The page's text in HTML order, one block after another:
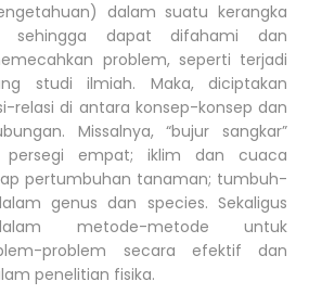
dalam suatu kerangka
sehingga dapat difahami dan
problem, seperti terjadi
studi ilmiah. Maka, diciptakan
relasi di antara konsep-konsep dan
Missalnya, “bujur sangkar”
persegi empat; iklim dan cuaca
pertumbuhan tanaman; tumbuh-
genus dan species. Sekaligus
metode-metode untuk
problem secara efektif dan
penelitian fisika.